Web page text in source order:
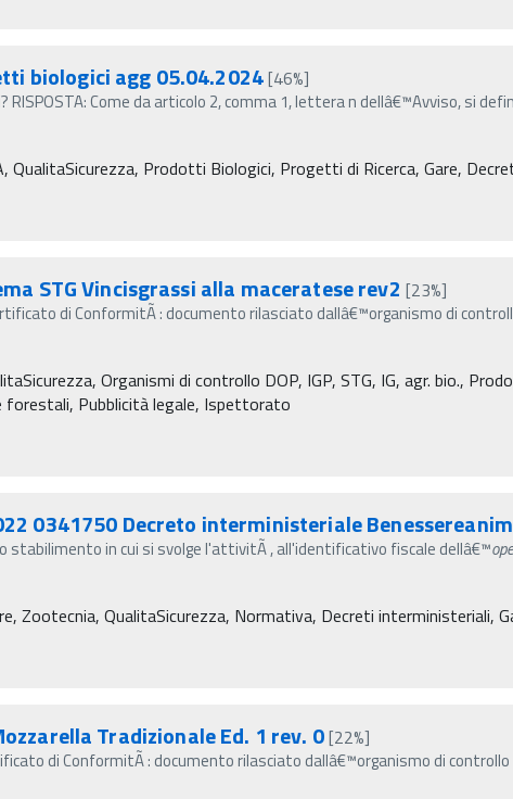
biologici agg 05.04.2024[46%]
Come da articolo 2, comma 1, lettera n dellâ€™Avviso, si
QualitaSicurezza, Prodotti Biologici, Progetti di Ricerca, Gare,
STG Vincisgrassi alla maceratese rev2 [23%]
di ConformitÃ : documento rilasciato dallâ€™organismo di
Organismi di controllo DOP, IGP, STG, IG, agr. bio.,
forestali, Pubblicità legale, Ispettorato
0341750 Decreto interministeriale
stabilimento in cui si svolge l'attivitÃ , all'identificativo fiscale dellâ€™
Zootecnia, QualitaSicurezza, Normativa, Decreti interministeriali,
Tradizionale Ed. 1 rev. 0[22%]
di ConformitÃ : documento rilasciato dallâ€™organismo di